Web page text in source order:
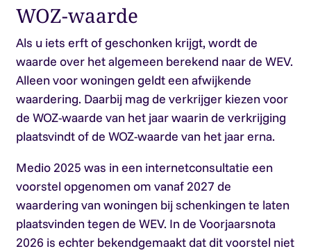
WOZ-waarde
Als u iets erft of geschonken krijgt, wordt de
waarde over het algemeen berekend naar de WEV.
Alleen voor woningen geldt een afwijkende
waardering. Daarbij mag de verkrijger kiezen voor
de WOZ-waarde van het jaar waarin de verkrijging
plaatsvindt of de WOZ-waarde van het jaar erna.
Medio 2025 was in een internetconsultatie een
voorstel opgenomen om vanaf 2027 de
waardering van woningen bij schenkingen te laten
plaatsvinden tegen de WEV. In de Voorjaarsnota
2026 is echter bekendgemaakt dat dit voorstel niet